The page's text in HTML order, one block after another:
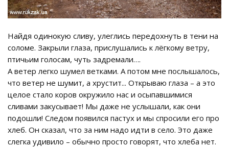
Найдя одинокую сливу, улеглись передохнуть в тени на
соломе. Закрыли глаза, прислушались к лёгкому ветру,
птичьим голосам, чуть задремали….
А ветер легко шумел ветками. А потом мне послышалось,
что ветер не шумит, а хрустит... Открываю глаза – а это
целое стало коров окружило нас и осыпавшимися
сливами закусывает! Мы даже не услышали, как они
подошли! Следом появился пастух и мы спросили его про
хлеб. Он сказал, что за ним надо идти в село. Это даже
слегка удивило – обычно просто говорят, что хлеба нет.